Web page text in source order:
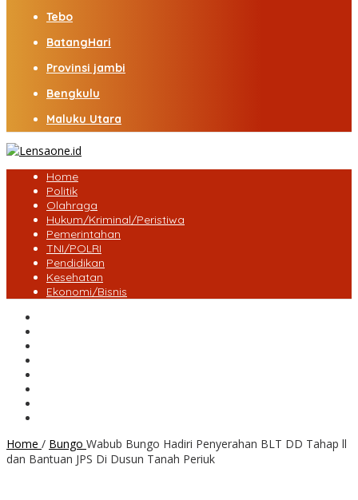
Tebo
BatangHari
Provinsi jambi
Bengkulu
Maluku Utara
Home
Politik
Olahraga
Hukum/Kriminal/Peristiwa
Pemerintahan
TNI/POLRI
Pendidikan
Kesehatan
Ekonomi/Bisnis
Home / Bungo Wabub Bungo Hadiri Penyerahan BLT DD Tahap ll
dan Bantuan JPS Di Dusun Tanah Periuk